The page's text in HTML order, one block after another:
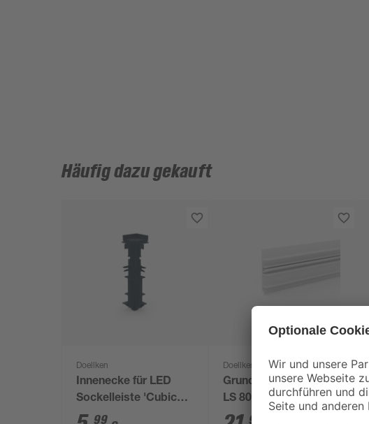
Häufig dazu gekauft
Doellken
Innenecke für LED
Sockelleiste 'Cubica
LS 80' anthrazit
99
Doellken
Grundprofil 'Cubica
LS 80' 250 x 8 x 2 cm
99